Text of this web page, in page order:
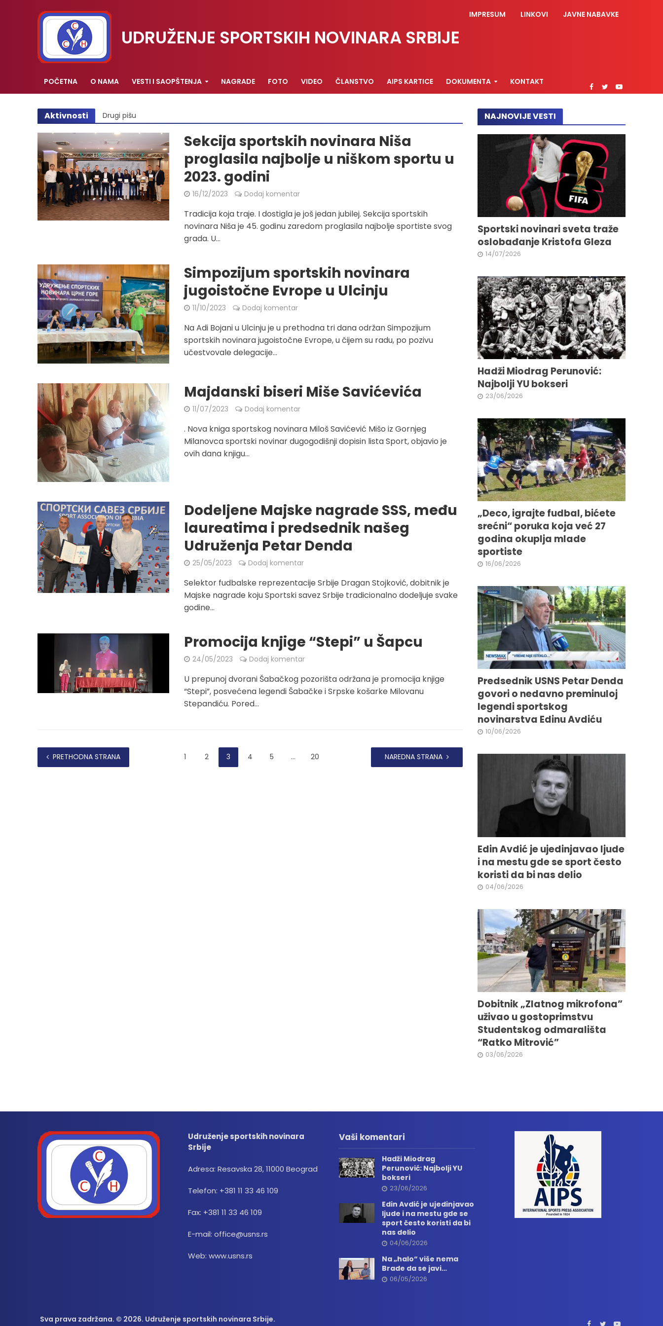
UDRUŽENJE SPORTSKIH NOVINARA SRBIJE
IMPRESUM LINKOVI JAVNE NABAVKE
POČETNA O NAMA VESTI I SAOPŠTENJA NAGRADE FOTO VIDEO ČLANSTVO AIPS KARTICE DOKUMENTA KONTAKT
Aktivnosti Drugi pišu
Sekcija sportskih novinara Niša
proglasila najbolje u niškom sportu u
2023. godini
16/12/2023 Dodaj komentar
Tradicija koja traje. I dostigla je još jedan jubilej. Sekcija sportskih
novinara Niša je 45. godinu zaredom proglasila najbolje sportiste svog
grada. U...
Simpozijum sportskih novinara
jugoistočne Evrope u Ulcinju
11/10/2023 Dodaj komentar
Na Adi Bojani u Ulcinju je u prethodna tri dana održan Simpozijum
sportskih novinara jugoistočne Evrope, u čijem su radu, po pozivu
učestvovale delegacije...
Majdanski biseri Miše Savićevića
11/07/2023 Dodaj komentar
. Nova kniga sportskog novinara Miloš Savićević Mišo iz Gornjeg
Milanovca sportski novinar dugogodišnji dopisin lista Sport, objavio je
ovih dana knjigu...
Dodeljene Majske nagrade SSS, među
laureatima i predsednik našeg
Udruženja Petar Denda
25/05/2023 Dodaj komentar
Selektor fudbalske reprezentacije Srbije Dragan Stojković, dobitnik je
Majske nagrade koju Sportski savez Srbije tradicionalno dodeljuje svake
godine...
Promocija knjige “Stepi” u Šapcu
24/05/2023 Dodaj komentar
U prepunoj dvorani Šabačkog pozorišta održana je promocija knjige
“Stepi”, posvećena legendi Šabačke i Srpske košarke Milovanu
Stepandiću. Pored...
PRETHODNA STRANA 1 2 3 4 5 … 20 NAREDNA STRANA
NAJNOVIJE VESTI
Sportski novinari sveta traže
oslobađanje Kristofa Gleza
14/07/2026
Hadži Miodrag Perunović:
Najbolji YU bokseri
23/06/2026
„Deco, igrajte fudbal, bićete
srećni“ poruka koja već 27
godina okuplja mlade
sportiste
16/06/2026
Predsednik USNS Petar Denda
govori o nedavno preminuloj
legendi sportskog
novinarstva Edinu Avdiću
10/06/2026
Edin Avdić je ujedinjavao ljude
i na mestu gde se sport često
koristi da bi nas delio
04/06/2026
Dobitnik „Zlatnog mikrofona”
uživao u gostoprimstvu
Studentskog odmarališta
“Ratko Mitrović”
03/06/2026
Udruženje sportskih novinara
Srbije
Adresa: Resavska 28, 11000 Beograd
Telefon: +381 11 33 46 109
Fax: +381 11 33 46 109
E-mail: office@usns.rs
Web: www.usns.rs
Vaši komentari
Hadži Miodrag
Perunović: Najbolji YU
bokseri
23/06/2026
Edin Avdić je ujedinjavao
ljude i na mestu gde se
sport često koristi da bi
nas delio
04/06/2026
Na „halo“ više nema
Brade da se javi…
06/05/2026
Sva prava zadržana. © 2026. Udruženje sportskih novinara Srbije.